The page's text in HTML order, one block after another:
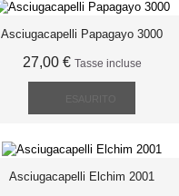
Asciugacapelli Papagayo 3000
27,00 € Tasse incluse
Asciugacapelli Elchim 2001